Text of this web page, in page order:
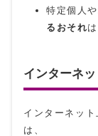
特定個人
るおそれ
インターネ
インターネッ
は、